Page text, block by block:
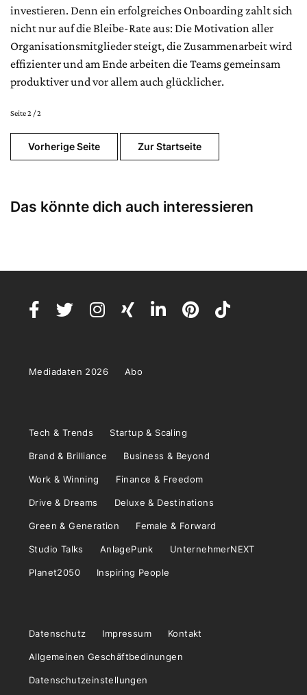
investieren. Denn ein erfolgreiches Onboarding zahlt sich
nicht nur auf die Bleibe-Rate aus: Die Motivation aller
Organisationsmitglieder steigt, die Zusammenarbeit wird
effizienter und am Ende arbeiten die Teams gemeinsam
produktiver und vor allem auch glücklicher.
Seite 2 / 2
Vorherige Seite Zur Startseite
Das könnte dich auch interessieren
Mediadaten 2026 Abo
Tech & Trends Startup & Scaling
Brand & Brilliance Business & Beyond
Work & Winning Finance & Freedom
Drive & Dreams Deluxe & Destinations
Green & Generation Female & Forward
Studio Talks AnlagePunk UnternehmerNEXT
Planet2050 Inspiring People
Datenschutz Impressum Kontakt
Allgemeinen Geschäftbedinungen
Datenschutzeinstellungen